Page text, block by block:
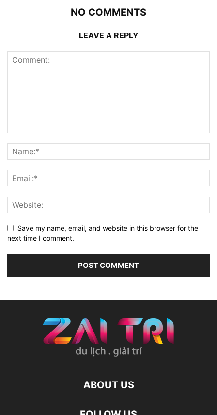
NO COMMENTS
LEAVE A REPLY
Save my name, email, and website in this browser for the
next time I comment.
ABOUT US